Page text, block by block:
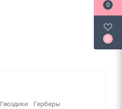
Гвоздики
Герберы
0
0